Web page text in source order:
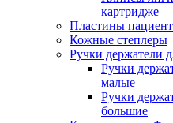
картридже
Пластины
Кожные степлеры
Ручки держатели
Ручки
малые
Ручки
большие